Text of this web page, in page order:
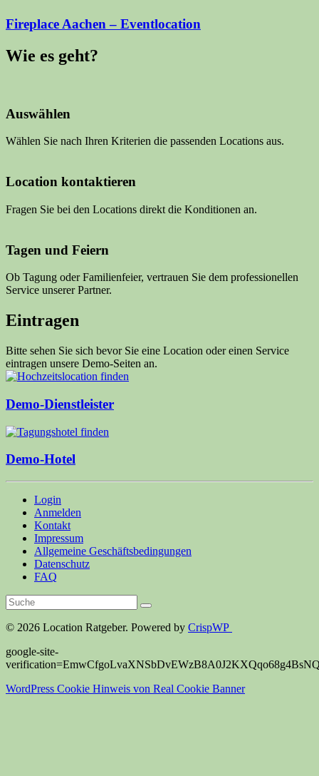
Fireplace Aachen – Eventlocation
Wie es geht?
Auswählen
Wählen Sie nach Ihren Kriterien die passenden Locations aus.
Location kontaktieren
Fragen Sie bei den Locations direkt die Konditionen an.
Tagen und Feiern
Ob Tagung oder Familienfeier, vertrauen Sie dem professionellen
Service unserer Partner.
Eintragen
Bitte sehen Sie sich bevor Sie eine Location oder einen Service
eintragen unsere Demo-Seiten an.
Demo-Dienstleister
Demo-Hotel
Login
Anmelden
Kontakt
Impressum
Allgemeine Geschäftsbedingungen
Datenschutz
FAQ
© 2026 Location Ratgeber. Powered by CrispWP
google-site-
WordPress Cookie Hinweis von Real Cookie Banner